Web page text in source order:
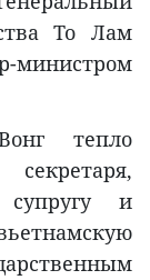
То Лам
министром
тепло
секретаря,
и